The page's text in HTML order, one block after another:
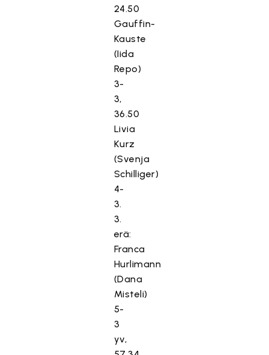
24.50
Gauffin-
Kauste
(Iida
Repo)
3-
3,
36.50
Livia
Kurz
(Svenja
Schilliger)
4-
3.
3.
erä:
Franca
Hurlimann
(Dana
Misteli)
5-
3
yv,